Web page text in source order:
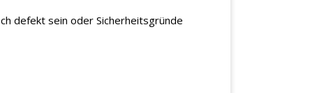
defekt sein oder Sicherheitsgründe